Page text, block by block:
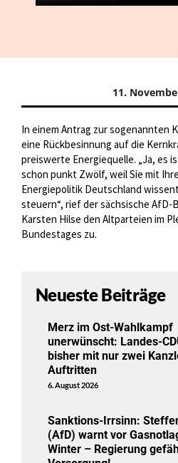
11.
In einem Antrag zur sogenannten
eine Rückbesinnung auf die
preiswerte Energiequelle. „Ja, es
schon punkt Zwölf, weil Sie mit
Energiepolitik Deutschland
steuern“, rief der sächsische
Karsten Hilse den Altparteien im
Bundestages zu.
Neueste Beiträge
Merz im Ost-Wahlkampf
unerwünscht: Landes-
bisher mit nur zwei
Auftritten
6. August 2026
Sanktions-Irrsinn:
(AfD) warnt vor
Winter – Regierung